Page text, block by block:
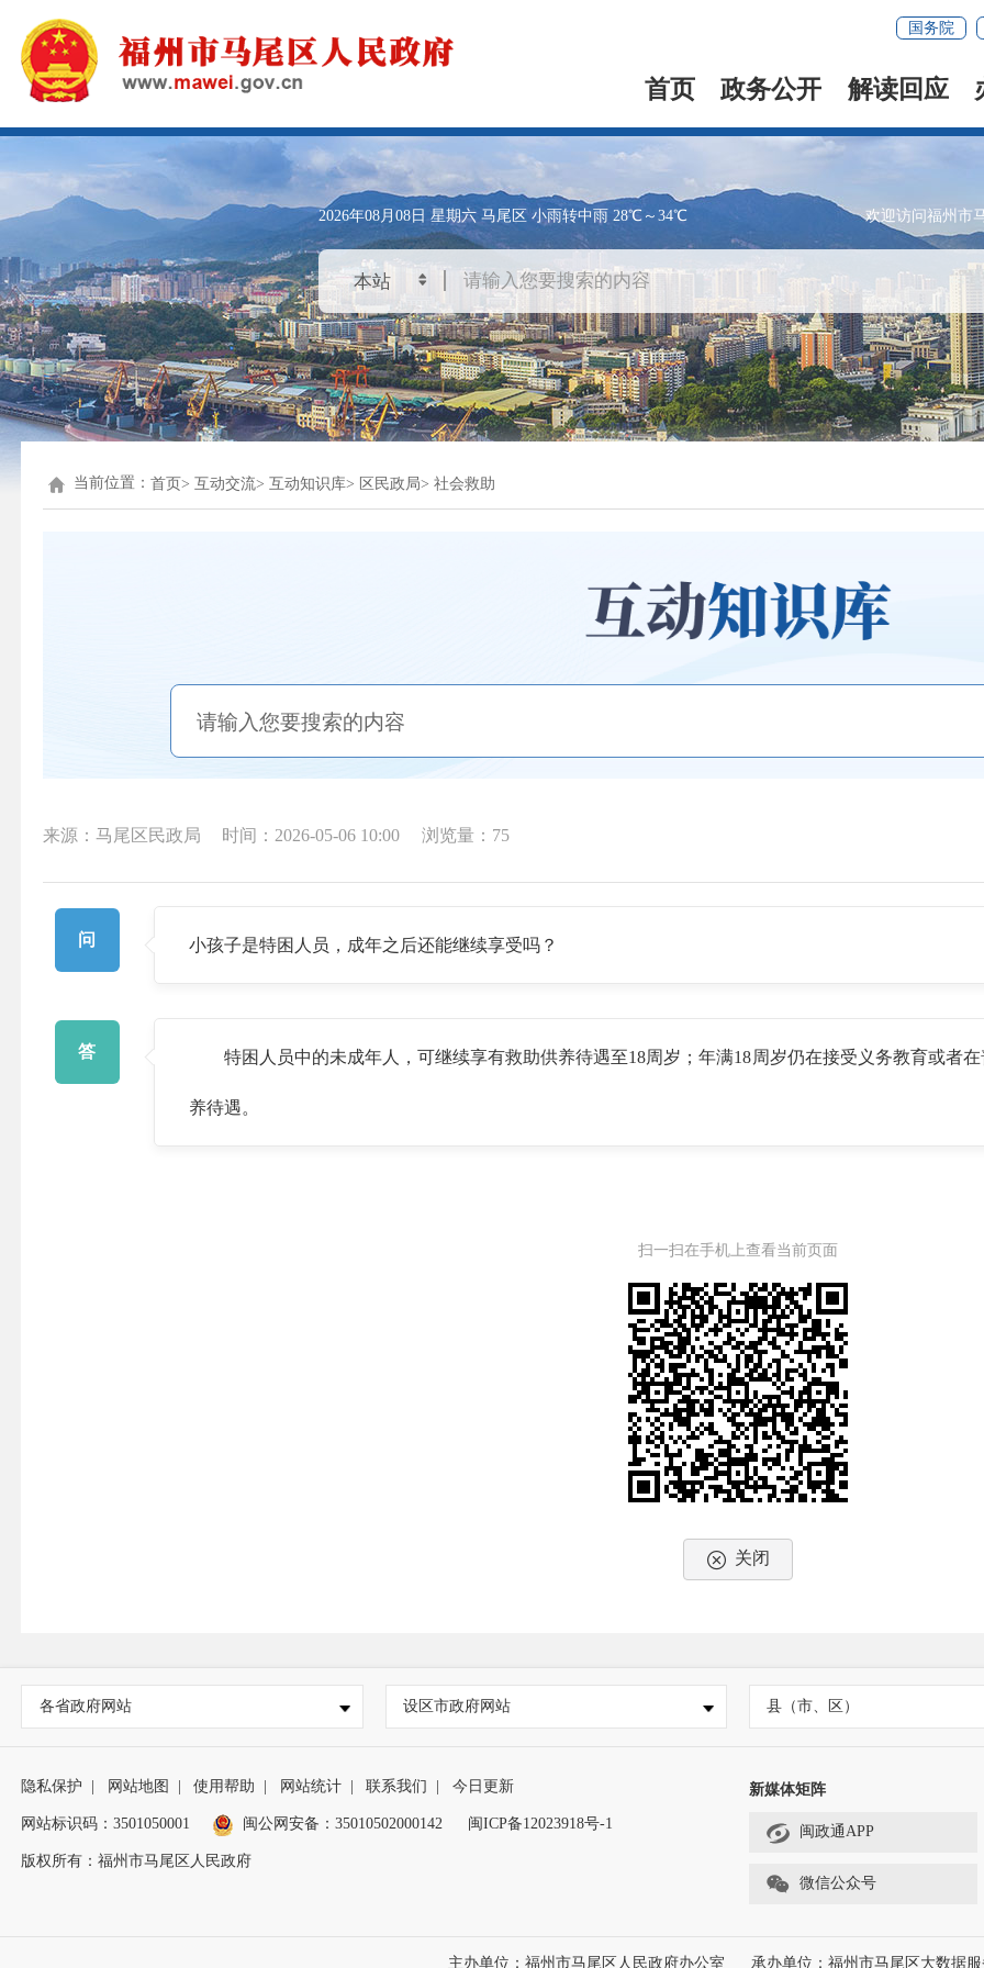
国务院
首页 政务公开 解读回应
2026年08月08日 星期六 马尾区 小雨转中雨 28℃～34℃ 欢迎访问福州市
当前位置：首页 互动交流 互动知识库 区民政局 社会救助
来源：马尾区民政局 时间：2026-05-06 10:00 浏览量：75
问 小孩子是特困人员，成年之后还能继续享受吗？
答 特困人员中的未成年人，可继续享有救助供养待遇至18周岁；年满18周岁仍在接受义务教育或者
养待遇。
扫一扫在手机上查看当前页面
关闭
各省政府网站 设区市政府网站 县（市、区）
隐私保护 网站地图 使用帮助 网站统计 联系我们 今日更新
网站标识码：3501050001 闽公网安备：35010502000142 闽ICP备12023918号-1
版权所有：福州市马尾区人民政府
新媒体矩阵
闽政通APP
微信公众号
主办单位：福州市马尾区人民政府办公室 承办单位：福州市马尾区大数据